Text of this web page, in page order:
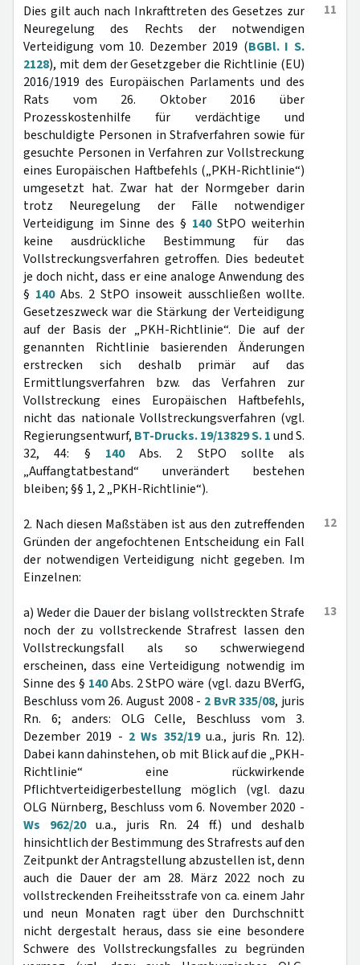
11
Dies gilt auch nach Inkrafttreten des Gesetzes zur
Neuregelung des Rechts der notwendigen
Verteidigung vom 10. Dezember 2019 (BGBl. I S.
2128), mit dem der Gesetzgeber die Richtlinie (EU)
2016/1919 des Europäischen Parlaments und des
Rats vom 26. Oktober 2016 über
Prozesskostenhilfe für verdächtige und
beschuldigte Personen in Strafverfahren sowie für
gesuchte Personen in Verfahren zur Vollstreckung
eines Europäischen Haftbefehls („PKH-Richtlinie“)
umgesetzt hat. Zwar hat der Normgeber darin
trotz Neuregelung der Fälle notwendiger
Verteidigung im Sinne des § 140StPO weiterhin
keine ausdrückliche Bestimmung für das
Vollstreckungsverfahren getroffen. Dies bedeutet
je doch nicht, dass er eine analoge Anwendung des
§ 140Abs. 2 StPO insoweit ausschließen wollte.
Gesetzeszweck war die Stärkung der Verteidigung
auf der Basis der „PKH-Richtlinie“. Die auf der
genannten Richtlinie basierenden Änderungen
erstrecken sich deshalb primär auf das
Ermittlungsverfahren bzw. das Verfahren zur
Vollstreckung eines Europäischen Haftbefehls,
nicht das nationale Vollstreckungsverfahren (vgl.
Regierungsentwurf, BT-Drucks. 19/13829 S. 1und S.
32, 44: § 140Abs. 2 StPO sollte als
„Auffangtatbestand“ unverändert bestehen
bleiben; §§ 1, 2 „PKH-Richtlinie“).
12
2. Nach diesen Maßstäben ist aus den zutreffenden
Gründen der angefochtenen Entscheidung ein Fall
der notwendigen Verteidigung nicht gegeben. Im
Einzelnen:
13
a) Weder die Dauer der bislang vollstreckten Strafe
noch der zu vollstreckende Strafrest lassen den
Vollstreckungsfall als so schwerwiegend
erscheinen, dass eine Verteidigung notwendig im
Sinne des § 140Abs. 2 StPO wäre (vgl. dazu BVerfG,
Beschluss vom 26. August 2008 - 2 BvR 335/08, juris
Rn. 6; anders: OLG Celle, Beschluss vom 3.
Dezember 2019 - 2 Ws 352/19u.a., juris Rn. 12).
Dabei kann dahinstehen, ob mit Blick auf die „PKH-
Richtlinie“ eine rückwirkende
Pflichtverteidigerbestellung möglich (vgl. dazu
OLG Nürnberg, Beschluss vom 6. November 2020 -
Ws 962/20u.a., juris Rn. 24 ff.) und deshalb
hinsichtlich der Bestimmung des Strafrests auf den
Zeitpunkt der Antragstellung abzustellen ist, denn
auch die Dauer der am 28. März 2022 noch zu
vollstreckenden Freiheitsstrafe von ca. einem Jahr
und neun Monaten ragt über den Durchschnitt
nicht dergestalt heraus, dass sie eine besondere
Schwere des Vollstreckungsfalles zu begründen